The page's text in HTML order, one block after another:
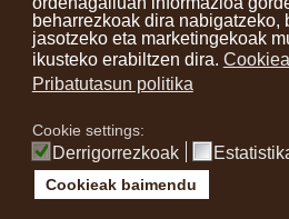
beharrezkoak dira nabigatzeko,
jasotzeko eta marketingekoak
ikusteko erabiltzen dira.
Pribatutasun politika
Cookie settings:
Derrigorrezkoak
Cookieak baimendu
Zure